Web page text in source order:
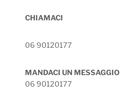
CHIAMACI
06 90120177
MANDACI UN MESSAGGIO
06 90120177